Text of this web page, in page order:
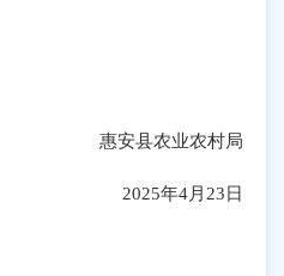
惠安县农业农村局
2025年4月23日